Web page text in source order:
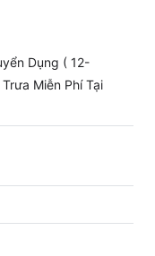
Dụng ( 12-
Miễn Phí Tại